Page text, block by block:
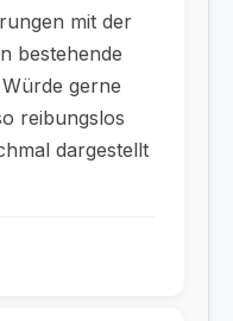
mit der
bestehende
gerne
reibungslos
dargestellt